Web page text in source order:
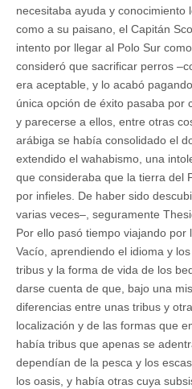
necesitaba ayuda y conocimiento
como a su paisano, el Capitán
intento por llegar al Polo Sur
consideró que sacrificar perros
era aceptable, y lo acabó
única opción de éxito pasaba por
y parecerse a ellos, entre otras
arábiga se había consolidado el
extendido el wahabismo, una
que consideraba que la tierra del
por infieles. De haber sido
varias veces–, seguramente
Por ello pasó tiempo viajando
Vacío, aprendiendo el idioma y
tribus y la forma de vida de los
darse cuenta de que, bajo una
diferencias entre unas tribus y
localización y de las formas que
había tribus que apenas se
dependían de la pesca y los
los oasis, y había otras cuya